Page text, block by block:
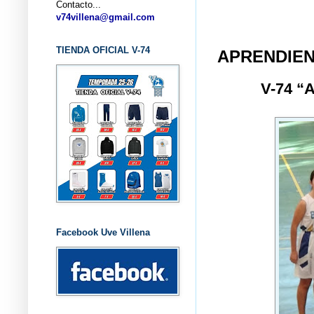
V-74
Contacto...
v74villena@gmail.com
TIENDA OFICIAL V-74
Facebook Uve Villena